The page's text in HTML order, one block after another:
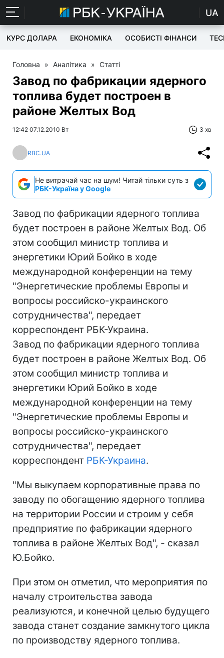
UA
КУРС ДОЛАРА ЕКОНОМІКА ОСОБИСТІ ФІНАНСИ
Головна » Аналітика » Статті
Завод по фабрикации ядерного
топлива будет построен в
районе Желтых Вод
12:42 07.12.2010 Вт 3 хв
RBC.UA
Не витрачай час на шум! Читай тільки суть з
РБК-Україна у Google
Завод по фабрикации ядерного топлива
будет построен в районе Желтых Вод. Об
этом сообщил министр топлива и
энергетики Юрий Бойко в ходе
международной конференции на тему
"Энергетические проблемы Европы и
вопросы российско-украинского
сотрудничества", передает
корреспондент РБК-Украина.
Завод по фабрикации ядерного топлива
будет построен в районе Желтых Вод. Об
этом сообщил министр топлива и
энергетики Юрий Бойко в ходе
международной конференции на тему
"Энергетические проблемы Европы и
вопросы российско-украинского
сотрудничества", передает
корреспондент РБК-Украина.
"Мы выкупаем корпоративные права по
заводу по обогащению ядерного топлива
на территории России и строим у себя
предприятие по фабрикации ядерного
топлива в районе Желтых Вод", - сказал
Ю.Бойко.
При этом он отметил, что мероприятия по
началу строительства завода
реализуются, и конечной целью будущего
завода станет создание замкнутого цикла
по производству ядерного топлива.